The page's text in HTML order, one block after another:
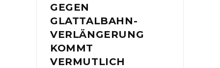
GEGEN
GLATTALBAHN-
VERLÄNGERUNG
KOMMT
VERMUTLICH